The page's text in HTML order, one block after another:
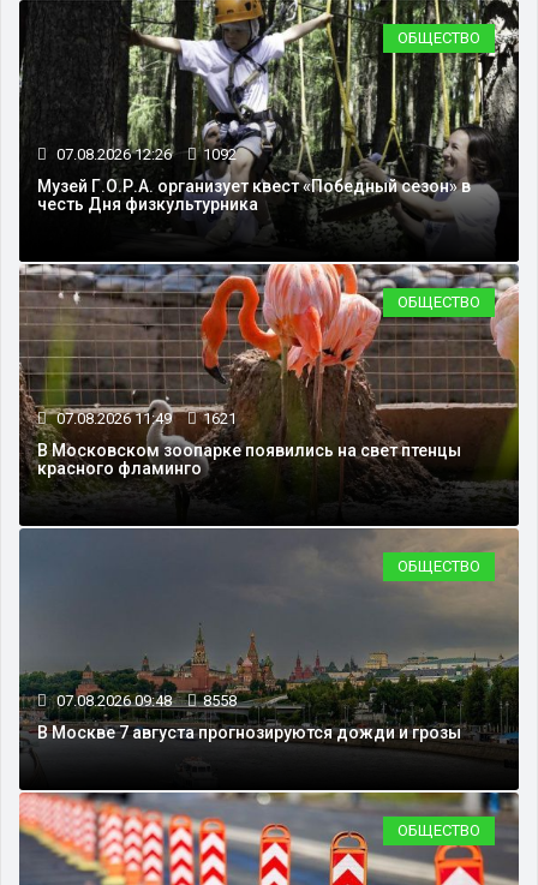
ОБЩЕСТВО
07.08.2026 12:26 1092
Музей Г.О.Р.А. организует квест «Победный сезон» в
честь Дня физкультурника
ОБЩЕСТВО
07.08.2026 11:49 1621
В Московском зоопарке появились на свет птенцы
красного фламинго
ОБЩЕСТВО
07.08.2026 09:48 8558
В Москве 7 августа прогнозируются дожди и грозы
ОБЩЕСТВО